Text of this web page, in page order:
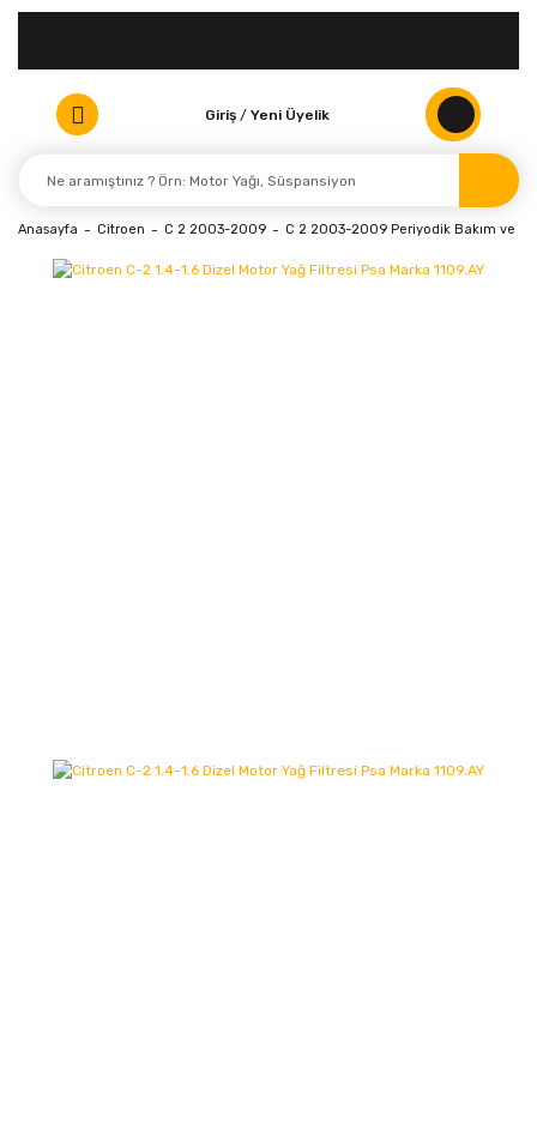
Giriş / Yeni Üyelik
Anasayfa Citroen C 2 2003-2009 C 2 2003-2009 Periyodik Bakım ve